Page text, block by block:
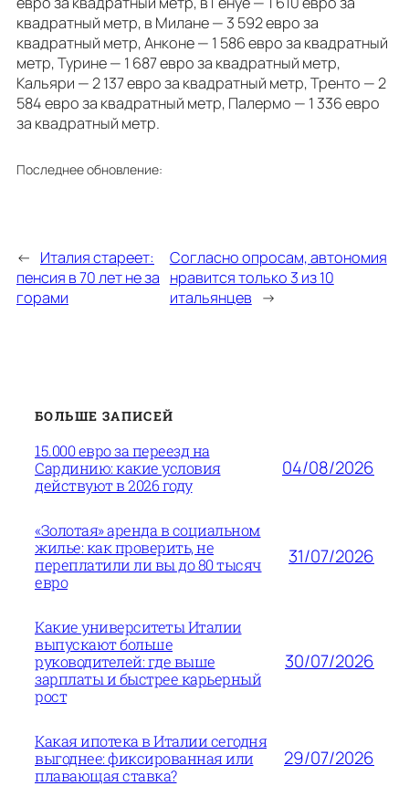
квадратный метр, в Милане — 3 592 евро за
квадратный метр, Анконе — 1 586 евро за квадратный
метр, Турине — 1 687 евро за квадратный метр,
Кальяри — 2 137 евро за квадратный метр, Тренто — 2
584 евро за квадратный метр, Палермо — 1 336 евро
за квадратный метр.
Последнее обновление:
← Италия стареет:
пенсия в 70 лет не за
горами
Согласно опросам, автономия
нравится только 3 из 10
итальянцев →
БОЛЬШЕ ЗАПИСЕЙ
15.000 евро за переезд на
Сардинию: какие условия
действуют в 2026 году
04/08/2026
«Золотая» аренда в социальном
жилье: как проверить, не
переплатили ли вы до 80 тысяч
евро
31/07/2026
Какие университеты Италии
выпускают больше
руководителей: где выше
зарплаты и быстрее карьерный
рост
30/07/2026
Какая ипотека в Италии сегодня
выгоднее: фиксированная или
плавающая ставка?
29/07/2026